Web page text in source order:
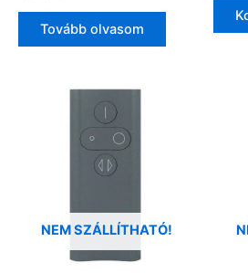
Tovább olvasom
NEM SZÁLLÍTHATÓ!